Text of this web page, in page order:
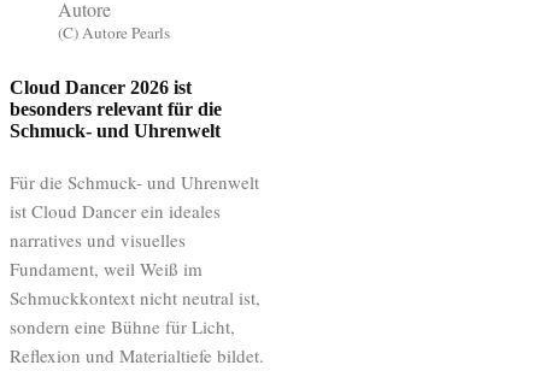
(C) Autore Pearls
Cloud Dancer 2026 ist
besonders relevant für die
Schmuck- und Uhrenwelt
Für die Schmuck- und Uhrenwelt
ist Cloud Dancer ein ideales
narratives und visuelles
Fundament, weil Weiß im
Schmuckkontext nicht neutral ist,
sondern eine Bühne für Licht,
Reflexion und Materialtiefe bildet.